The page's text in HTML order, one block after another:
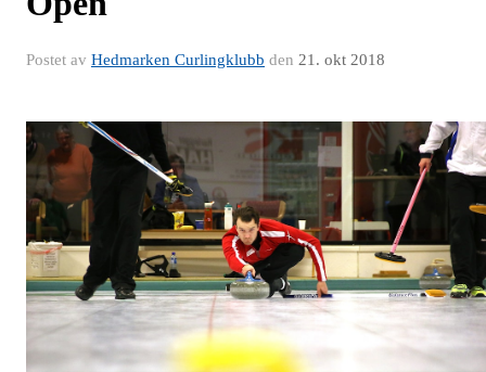
Postet av Hedmarken Curlingklubb den 21. okt 2018